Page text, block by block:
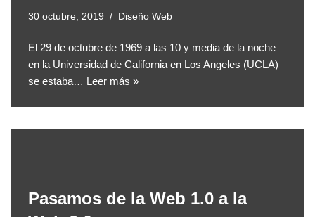
30 octubre, 2019 Diseño Web
El 29 de octubre de 1969 a las 10 y media de la noche
en la Universidad de California en Los Angeles (UCLA)
se estaba… Leer más »
Pasamos de la Web 1.0 a la